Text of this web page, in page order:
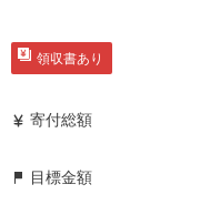
領収書あり
寄付総額
目標金額